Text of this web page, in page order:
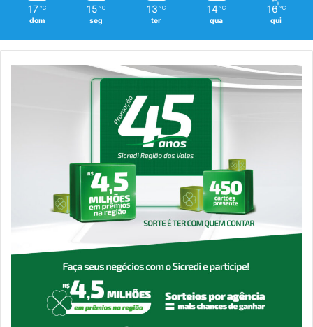
17 ℃
dom
15 ℃
seg
13 ℃
ter
14 ℃
qua
16 ℃
qui